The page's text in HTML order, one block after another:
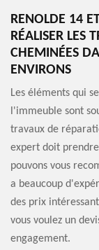
RENOLDE 14
RÉALISER LES
CHEMINÉES
ENVIRONS
Les éléments qui
l'immeuble sont
travaux de
expert doit
pouvons vous
a beaucoup
des prix
vous voulez un
engagement.